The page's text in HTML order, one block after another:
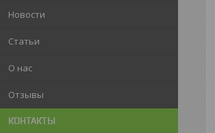
Новости
Статьи
О нас
Отзывы
КОНТАКТЫ